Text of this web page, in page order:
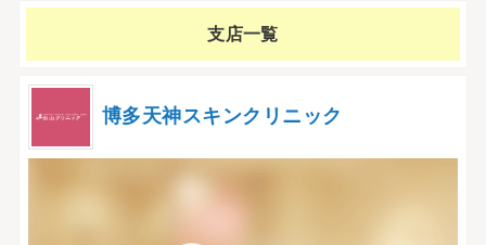
支店一覧
博多天神スキンクリニック